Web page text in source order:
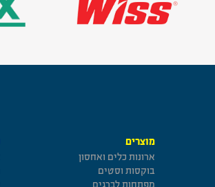
מוצרים
ארונות כלים ואחסון
בוקסות וסטים